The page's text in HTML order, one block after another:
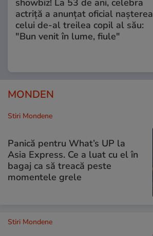
showbiz! La 53 de ani, celebra
actriță a anunțat oficial nașterea
celui de-al treilea copil al său:
"Bun venit în lume, fiule"
MONDEN
Stiri Mondene
Panică pentru What’s UP la
Asia Express. Ce a luat cu el în
bagaj ca să treacă peste
momentele grele
Stiri Mondene